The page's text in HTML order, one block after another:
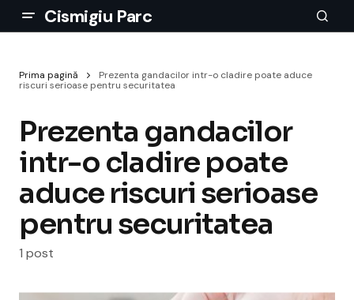
Cismigiu Parc
Prima pagină
Prezenta gandacilor intr-o cladire poate aduce
riscuri serioase pentru securitatea
Prezenta gandacilor
intr-o cladire poate
aduce riscuri serioase
pentru securitatea
1 post